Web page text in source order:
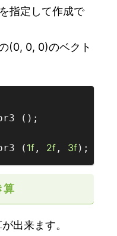
指定して作成で
(0, 0, 0)のベクト
( 1f , 2f , 3f
算
出来ます。